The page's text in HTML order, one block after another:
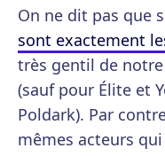
On ne dit pas que
sont exactement
très gentil de
(sauf pour Élite et
Poldark). Par
mêmes acteurs